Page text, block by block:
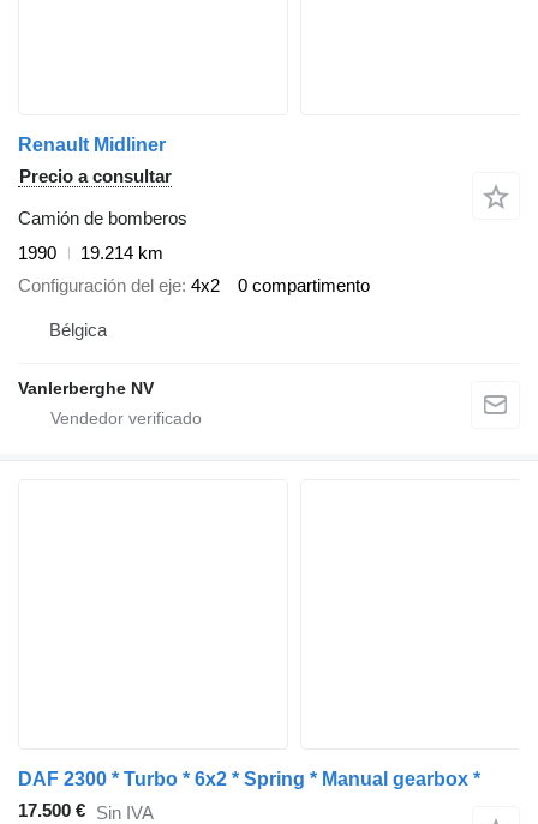
Renault Midliner
Precio a consultar
Camión de bomberos
1990
19.214 km
Configuración del eje 4x2 0 compartimento
Bélgica
Vanlerberghe NV
DAF 2300 * Turbo * 6x2 * Spring * Manual gearbox *
17.500 € Sin IVA